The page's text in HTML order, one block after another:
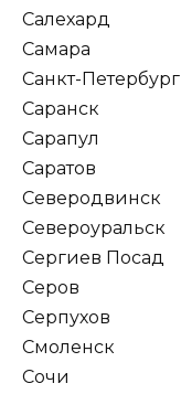
Салехард
Самара
Санкт-Петербург
Саранск
Сарапул
Саратов
Северодвинск
Североуральск
Сергиев Посад
Серов
Серпухов
Смоленск
Сочи